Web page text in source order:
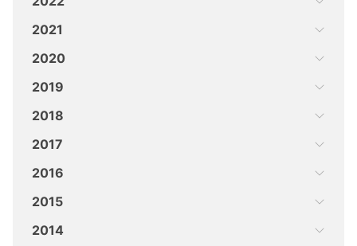
2021
2020
2019
2018
2017
2016
2015
2014